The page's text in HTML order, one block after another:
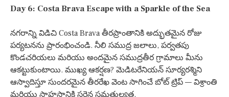
Day 6: Costa Brava Escape with a Sparkle of the Sea
నగరాన్ని విడిచి Costa Brava తీరప్రాంతానికి అద్భుతమైన రోజు
పర్యటనను ప్రారంభించండి. నీలి సముద్ర జలాలు, పర్వతపు
కొండచరియలు మరియు అందమైన సముద్రతీర గ్రామాలు మీను
ఆకట్టుకుంటాయి. ముఖ్య ఆకర్షణ? మెడిటరేనియన్ సూర్యరశ్మిని
ఆస్వాదిస్తూ సుందరమైన తీరరేఖ వెంట సాగించే బోట్ ట్రిప్ — విశ్రాంతి
మరియు సాహసానికి సరైన సమతుల్యత.